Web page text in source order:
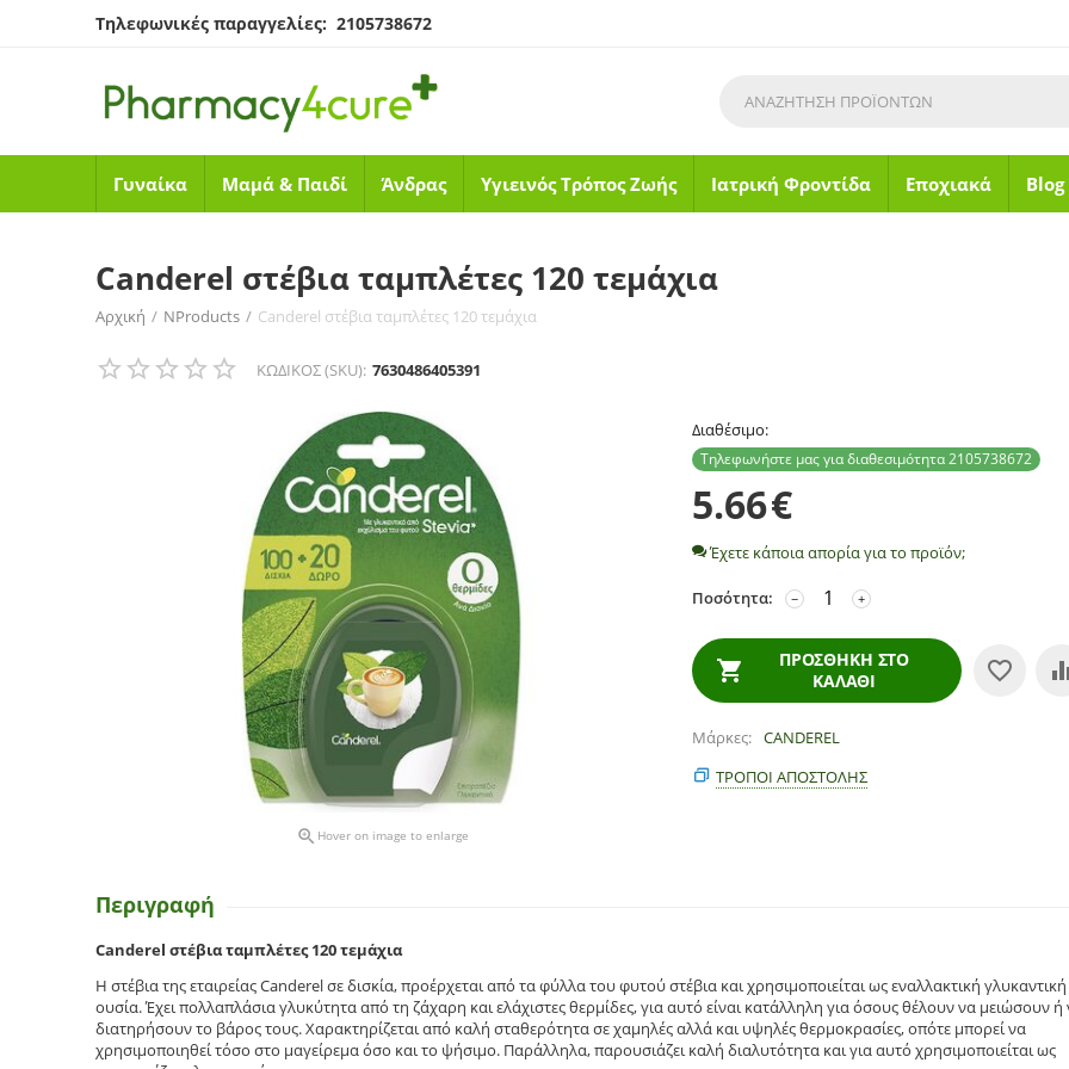
Τηλεφωνικές παραγγελίες: 2105738672
Γυναίκα Μαμά & Παιδί Άνδρας Υγιεινός Τρόπος Ζωής Ιατρική Φροντίδα Εποχιακά Blog
​Canderel στέβια ταμπλέτες 120 τεμάχια​
Αρχική / NProducts / ​Canderel στέβια ταμπλέτες 120 τεμάχια​
ΚΩΔΙΚΟΣ (SKU): 7630486405391
 Hover on image to enlarge
Διαθέσιμο:
Τηλεφωνήστε μας για διαθεσιμότητα 2105738672
5.66€
Έχετε κάποια απορία για το προϊόν;
Ποσότητα: +
−
ΠΡΟΣΘΉΚΗ ΣΤΟ
ΚΑΛΆΘΙ
Μάρκες
CANDEREL
ΤΡΌΠΟΙ ΑΠΟΣΤΟΛΉΣ
Περιγραφή
Canderel στέβια ταμπλέτες 120 τεμάχια
Η στέβια της εταιρείας Canderel σε δισκία, προέρχεται από τα φύλλα του φυτού στέβια και χρησιμοποιείται ως εναλλακτική γλυκαντική
ουσία. Έχει πολλαπλάσια γλυκύτητα από τη ζάχαρη και ελάχιστες θερμίδες, για αυτό είναι κατάλληλη για όσους θέλουν να μειώσουν ή
διατηρήσουν το βάρος τους. Χαρακτηρίζεται από καλή σταθερότητα σε χαμηλές αλλά και υψηλές θερμοκρασίες, οπότε μπορεί να
χρησιμοποιηθεί τόσο στο μαγείρεμα όσο και το ψήσιμο. Παράλληλα, παρουσιάζει καλή διαλυτότητα και για αυτό χρησιμοποιείται ως